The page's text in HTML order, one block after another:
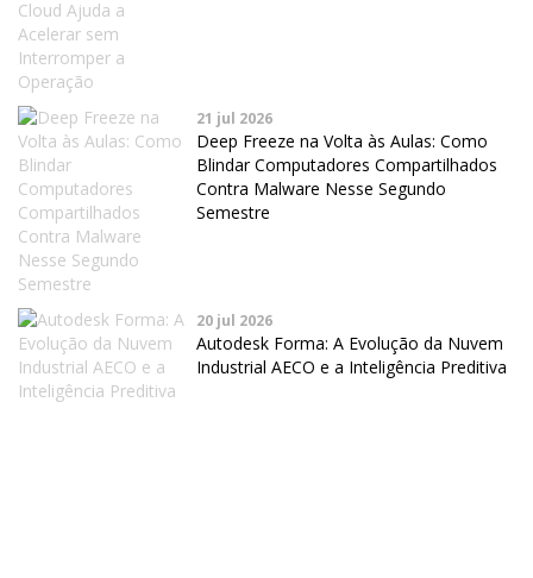
21 jul 2026
Deep Freeze na Volta às Aulas: Como
Blindar Computadores Compartilhados
Contra Malware Nesse Segundo
Semestre
20 jul 2026
Autodesk Forma: A Evolução da Nuvem
Industrial AECO e a Inteligência Preditiva